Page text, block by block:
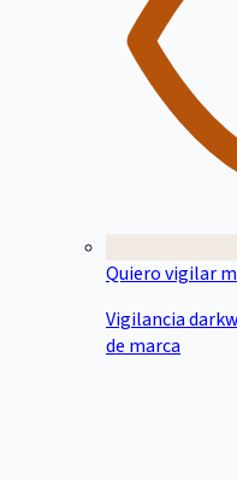
Quiero vigilar
Vigilancia
de marca